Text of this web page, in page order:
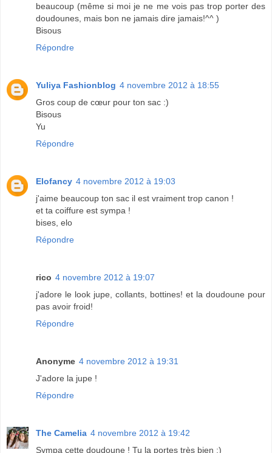
beaucoup (même si moi je ne me vois pas trop porter des
doudounes, mais bon ne jamais dire jamais!^^ )
Bisous
Répondre
Yuliya Fashionblog 4 novembre 2012 à 18:55
Gros coup de cœur pour ton sac :)
Bisous
Yu
Répondre
Elofancy 4 novembre 2012 à 19:03
j'aime beaucoup ton sac il est vraiment trop canon !
et ta coiffure est sympa !
bises, elo
Répondre
rico 4 novembre 2012 à 19:07
j'adore le look jupe, collants, bottines! et la doudoune pour
pas avoir froid!
Répondre
Anonyme 4 novembre 2012 à 19:31
J'adore la jupe !
Répondre
The Camelia 4 novembre 2012 à 19:42
Sympa cette doudoune ! Tu la portes très bien :)